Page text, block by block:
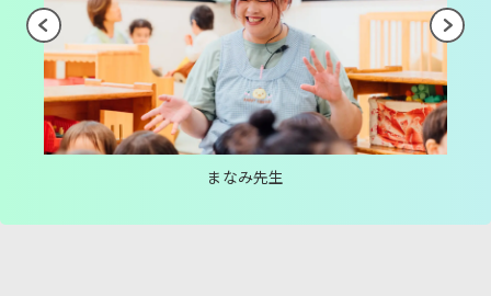
まなみ先生